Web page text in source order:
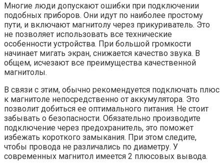
Многие люди допускают ошибки при подключении
подобных приборов. Они идут по наиболее простому
пути, и включают магнитолу через прикуриватель. Это
не позволяет использовать все технические
особенности устройства. При большой громкости
начинает мигать экран, снижается качество звука. В
общем, исчезают все преимущества качественной
магнитолы.
В связи с этим, обычно рекомендуется подключать плюс
к магнитоле непосредственно от аккумулятора. Это
позволит добиться ее оптимального питания. Не стоит
забывать о безопасности. Обязательно производите
подключение через предохранитель, это поможет
избежать короткого замыкания. При этом следите,
чтобы провода не различались по диаметру. У
современных магнитол имеется 2 плюсовых вывода.